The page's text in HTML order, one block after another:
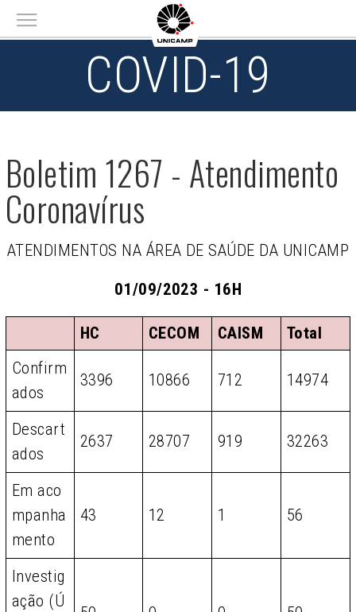
Main menu
COVID-19
Boletim 1267 - Atendimento
Coronavírus
ATENDIMENTOS NA ÁREA DE SAÚDE DA UNICAMP
01/09/2023 - 16H
HC CECOM CAISM
Total
Confirm
ados
3396 10866 712 14974
Descart
ados
2637 28707 919 32263
Em aco
mpanha
mento
43 12 1 56
Investig
ação (Ú